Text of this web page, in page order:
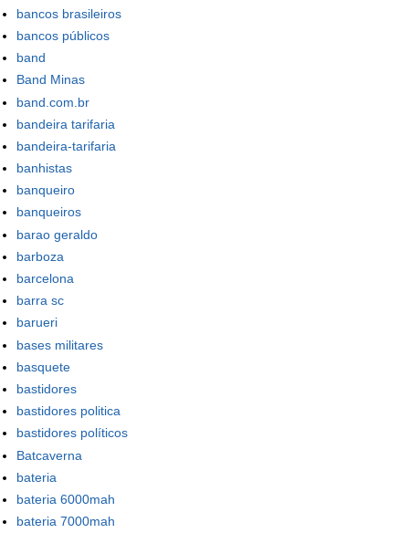
bancos brasileiros
bancos públicos
band
Band Minas
band.com.br
bandeira tarifaria
bandeira-tarifaria
banhistas
banqueiro
banqueiros
barao geraldo
barboza
barcelona
barra sc
barueri
bases militares
basquete
bastidores
bastidores politica
bastidores políticos
Batcaverna
bateria
bateria 6000mah
bateria 7000mah